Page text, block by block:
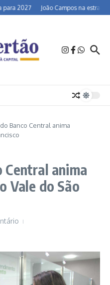
2027 João Campos na estrada
Banco Central anima
Central anima
Vale do São